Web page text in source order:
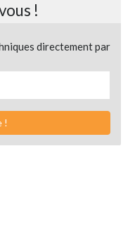
!
directement par
!